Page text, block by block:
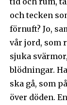
och tecken
förnuft? Jo,
vår jord, som
sjuka
blödningar.
ska gå, som
över döden.